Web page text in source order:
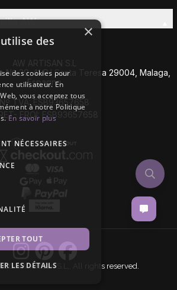
AW
AW ARTISAN S.L
Nº 39-41 P.I Santa Teresa 29004, Malaga,
Espagne
Nº TVA: ESB93657658
EROI: ESB93657658
AW Artisan S.L,. All rights reserved.
×
des
des cookies pour
utilisateur. En
vous acceptez tous
à notre Politique
En savoir plus
NÉCESSAIRES
TOUT
LES DÉTAILS